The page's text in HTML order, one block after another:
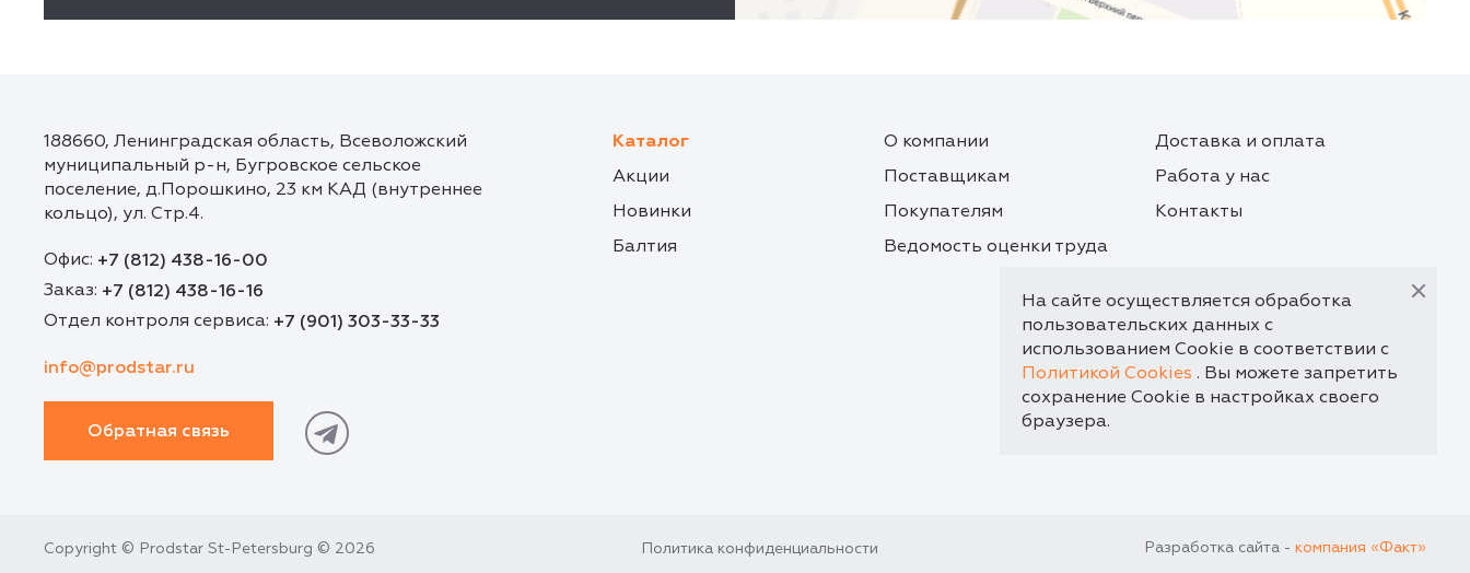
188660, Ленинградская область, Всеволожский
муниципальный р-н, Бугровское сельское
поселение, д.Порошкино, 23 км КАД (внутреннее
кольцо), ул. Стр.4.
Офис: +7 (812) 438-16-00
Заказ: +7 (812) 438-16-16
Отдел контроля сервиса: +7 (901) 303-33-33
info@prodstar.ru
Обратная связь
Каталог О компании
Доставка и оплата
Акции
Поставщикам
Работа у нас
Новинки
Покупателям
Контакты
Балтия
Ведомость оценки труда
Copyright © Prodstar St-Petersburg © 2026 Политика конфиденциальности Разработка сайта - компания «Факт»
На сайте осуществляется обработка
пользовательских данных с
использованием Cookie в соответствии с
Политикой Cookies . Вы можете запретить
сохранение Cookie в настройках своего
браузера.